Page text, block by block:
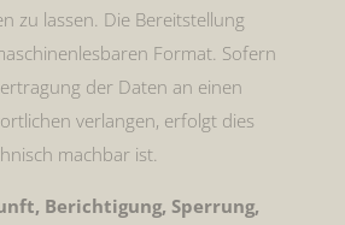
zu lassen. Die Bereitstellung
Format. Sofern
der Daten an einen
verlangen, erfolgt dies
machbar ist.
Berichtigung, Sperrung,